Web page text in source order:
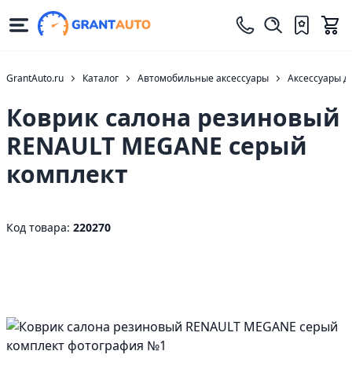
GrantAuto.ru Каталог Автомобильные аксессуары Аксессуары
Коврик салона резиновый
RENAULT MEGANE серый
комплект
Код товара: 220270